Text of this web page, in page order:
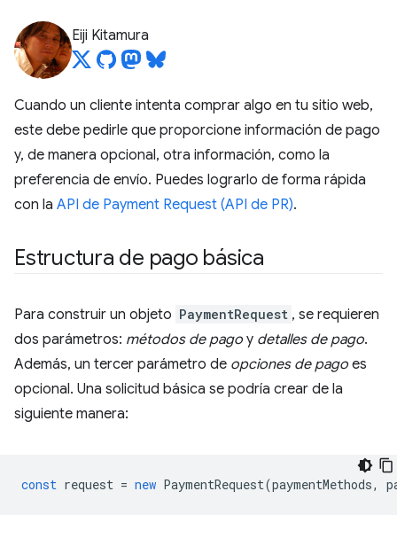
Eiji Kitamura
Cuando un cliente intenta comprar algo en tu sitio web,
este debe pedirle que proporcione información de pago
y, de manera opcional, otra información, como la
preferencia de envío. Puedes lograrlo de forma rápida
con la API de Payment Request (API de PR).
Estructura de pago básica
Para construir un objeto PaymentRequest , se requieren
dos parámetros: métodos de pago y detalles de pago.
Además, un tercer parámetro de opciones de pago es
opcional. Una solicitud básica se podría crear de la
siguiente manera:
const request = new PaymentRequest(paymentMethods,